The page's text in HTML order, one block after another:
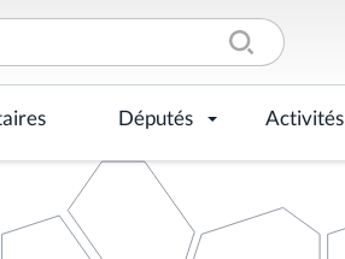
Députés Activités